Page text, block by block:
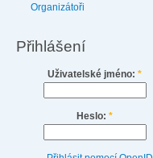
Organizátoři
Přihlášení
Uživatelské jméno: *
Heslo: *